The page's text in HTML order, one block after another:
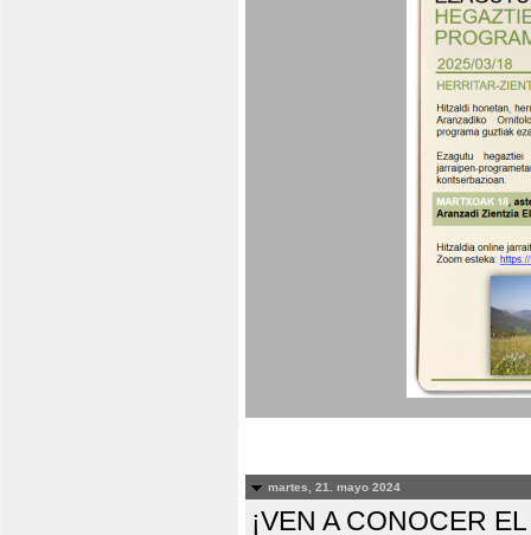
martes, 21. mayo 2024
¡VEN A CONOCER